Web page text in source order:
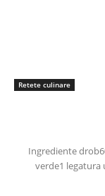
Retete culinare
Ingrediente
verde1 legatura